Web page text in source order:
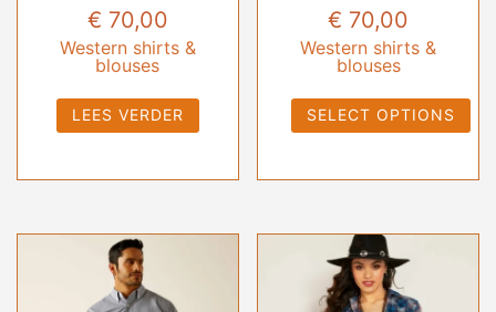
€ 70,00
Western shirts &
blouses
LEES VERDER
€ 70,00
Western shirts &
blouses
SELECT OPTIONS